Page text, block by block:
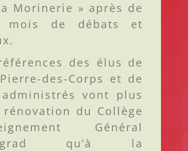
Morinerie » après de
mois de débats et
des élus de
des-Corps et de
vont plus
rénovation du Collège
Général
qu’à la